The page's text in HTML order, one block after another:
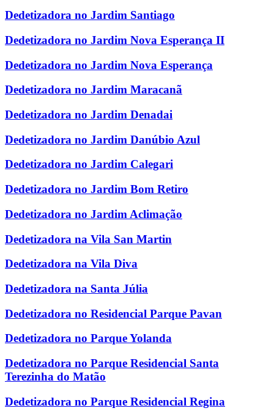
Dedetizadora no Jardim Santiago
Dedetizadora no Jardim Nova Esperança II
Dedetizadora no Jardim Nova Esperança
Dedetizadora no Jardim Maracanã
Dedetizadora no Jardim Denadai
Dedetizadora no Jardim Danúbio Azul
Dedetizadora no Jardim Calegari
Dedetizadora no Jardim Bom Retiro
Dedetizadora no Jardim Aclimação
Dedetizadora na Vila San Martin
Dedetizadora na Vila Diva
Dedetizadora na Santa Júlia
Dedetizadora no Residencial Parque Pavan
Dedetizadora no Parque Yolanda
Dedetizadora no Parque Residencial Santa
Terezinha do Matão
Dedetizadora no Parque Residencial Regina